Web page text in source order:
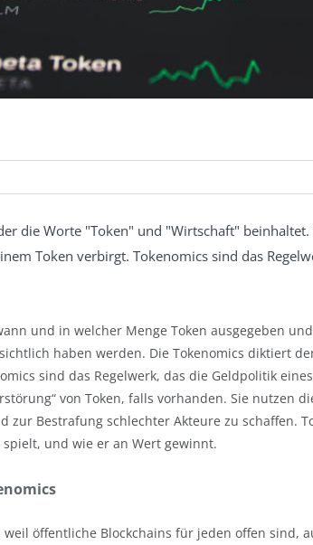
die Worte "Token" und "Wirtschaft"
Token verbirgt. Tokenomics sind das
und in welcher Menge Token ausgegeben
haben werden. Die Tokenomics diktiert
sind das Regelwerk, das die Geldpolitik
von Token, falls vorhanden. Sie nutzen
zur Bestrafung schlechter Akteure zu schaffen.
und wie er an Wert gewinnt.
öffentliche Blockchains für jeden offen sind,